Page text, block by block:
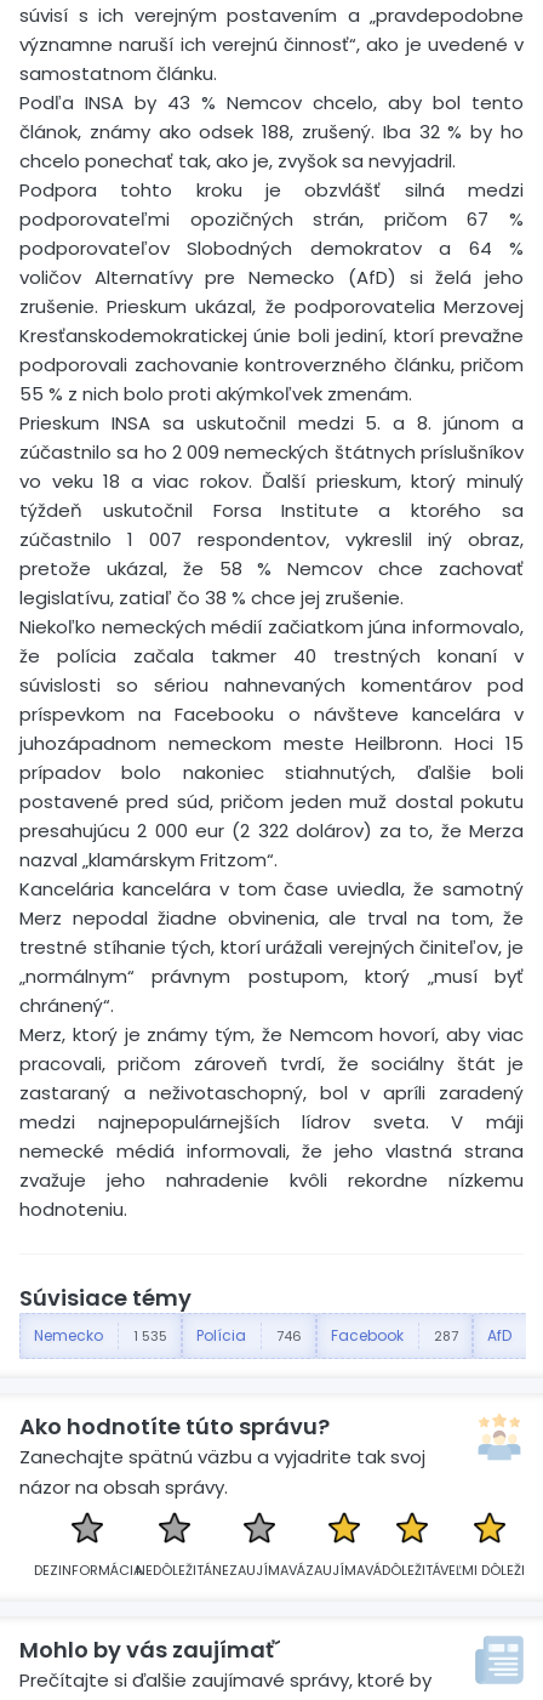
súvisí s ich verejným postavením a „pravdepodobne
významne naruší ich verejnú činnosť“, ako je uvedené v
samostatnom článku.
Podľa INSA by 43 % Nemcov chcelo, aby bol tento
článok, známy ako odsek 188, zrušený. Iba 32 % by ho
chcelo ponechať tak, ako je, zvyšok sa nevyjadril.
Podpora tohto kroku je obzvlášť silná medzi
podporovateľmi opozičných strán, pričom 67 %
podporovateľov Slobodných demokratov a 64 %
voličov Alternatívy pre Nemecko (AfD) si želá jeho
zrušenie. Prieskum ukázal, že podporovatelia Merzovej
Kresťanskodemokratickej únie boli jediní, ktorí prevažne
podporovali zachovanie kontroverzného článku, pričom
55 % z nich bolo proti akýmkoľvek zmenám.
Prieskum INSA sa uskutočnil medzi 5. a 8. júnom a
zúčastnilo sa ho 2 009 nemeckých štátnych príslušníkov
vo veku 18 a viac rokov. Ďalší prieskum, ktorý minulý
týždeň uskutočnil Forsa Institute a ktorého sa
zúčastnilo 1 007 respondentov, vykreslil iný obraz,
pretože ukázal, že 58 % Nemcov chce zachovať
legislatívu, zatiaľ čo 38 % chce jej zrušenie.
Niekoľko nemeckých médií začiatkom júna informovalo,
že polícia začala takmer 40 trestných konaní v
súvislosti so sériou nahnevaných komentárov pod
príspevkom na Facebooku o návšteve kancelára v
juhozápadnom nemeckom meste Heilbronn. Hoci 15
prípadov bolo nakoniec stiahnutých, ďalšie boli
postavené pred súd, pričom jeden muž dostal pokutu
presahujúcu 2 000 eur (2 322 dolárov) za to, že Merza
nazval „klamárskym Fritzom“.
Kancelária kancelára v tom čase uviedla, že samotný
Merz nepodal žiadne obvinenia, ale trval na tom, že
trestné stíhanie tých, ktorí urážali verejných činiteľov, je
„normálnym“ právnym postupom, ktorý „musí byť
chránený“.
Merz, ktorý je známy tým, že Nemcom hovorí, aby viac
pracovali, pričom zároveň tvrdí, že sociálny štát je
zastaraný a neživotaschopný, bol v apríli zaradený
medzi najnepopulárnejších lídrov sveta. V máji
nemecké médiá informovali, že jeho vlastná strana
zvažuje jeho nahradenie kvôli rekordne nízkemu
hodnoteniu.
Súvisiace témy
Nemecko 1 535 Polícia 746 Facebook 287 AfD
Ako hodnotíte túto správu?
Zanechajte spätnú väzbu a vyjadrite tak svoj
názor na obsah správy.
DEZINFORMÁCIANEDÔLEŽITÁNEZAUJÍMAVÁZAUJÍMAVÁDÔLEŽITÁVEĽMI DÔLEŽITÁ
Mohlo by vás zaujímať´
Prečítajte si ďalšie zaujímavé správy, ktoré by